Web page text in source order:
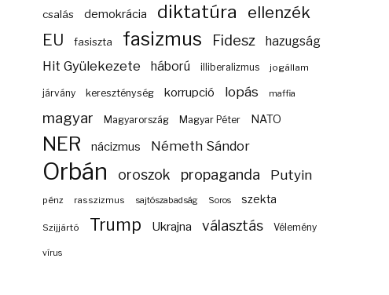
csalás demokrácia diktatúra ellenzék
EU fasiszta fasizmus Fidesz hazugság
Hit Gyülekezete háború illiberalizmus jogállam
járvány kereszténység korrupció lopás maffia
magyar Magyarország Magyar Péter NATO
NER nácizmus Németh Sándor
Orbán oroszok propaganda Putyin
pénz rasszizmus sajtószabadság Soros szekta
Szijjártó Trump Ukrajna választás Vélemény
vírus